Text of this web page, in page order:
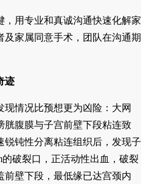
，用专业和真诚沟通快速化解家
及家属同意手术，团队在沟通期
迹
情况比预想更为凶险：大网
胱腹膜与子宫前壁下段粘连致
锐钝性分离粘连组织后，发现子
破裂口，正活动性出血，破裂
壁下段，最低缘已达宫颈内